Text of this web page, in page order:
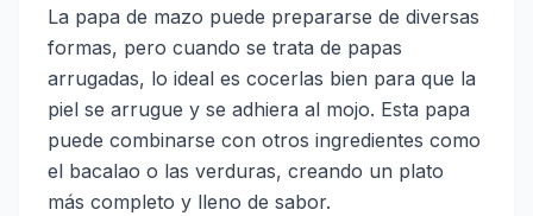
La papa de mazo puede prepararse de diversas
formas, pero cuando se trata de papas
arrugadas, lo ideal es cocerlas bien para que la
piel se arrugue y se adhiera al mojo. Esta papa
puede combinarse con otros ingredientes como
el bacalao o las verduras, creando un plato
más completo y lleno de sabor.